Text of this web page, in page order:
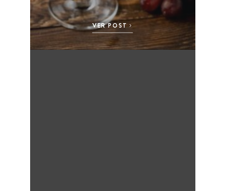
VER POST